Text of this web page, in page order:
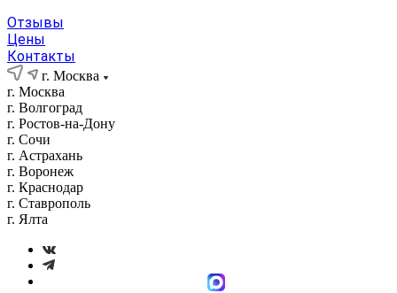
Отзывы
Цены
Контакты
г. Москва
г. Москва
г. Волгоград
г. Ростов-на-Дону
г. Сочи
г. Астрахань
г. Воронеж
г. Краснодар
г. Ставрополь
г. Ялта